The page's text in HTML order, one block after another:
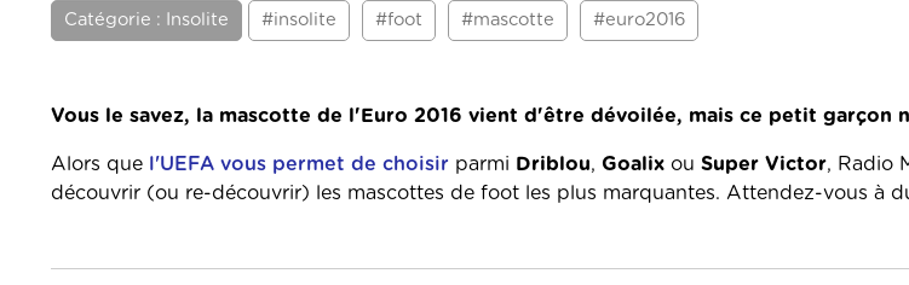
Catégorie : Insolite #insolite #foot #mascotte #euro2016
Vous le savez, la mascotte de l'Euro 2016 vient d'être dévoilée, mais ce petit garçon
Alors que l'UEFA vous permet de choisir parmi Driblou, Goalix ou Super Victor, Radio
découvrir (ou re-découvrir) les mascottes de foot les plus marquantes. Attendez-vous à